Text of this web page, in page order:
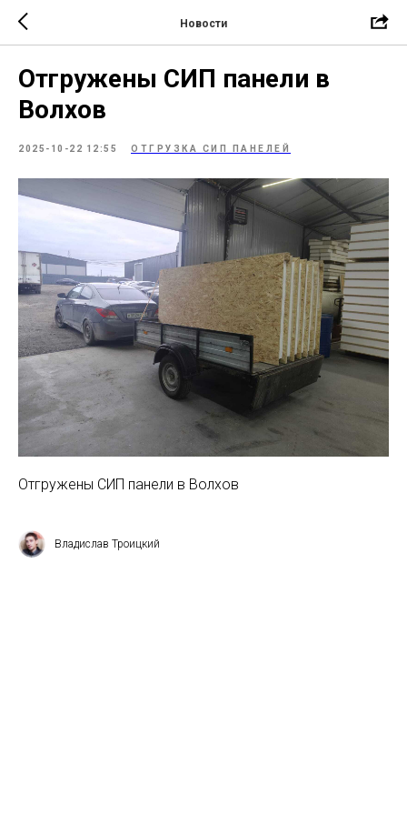
Новости
Отгружены СИП панели в
Волхов
2025-10-22 12:55 ОТГРУЗКА СИП ПАНЕЛЕЙ
Отгружены СИП панели в Волхов
Владислав Троицкий